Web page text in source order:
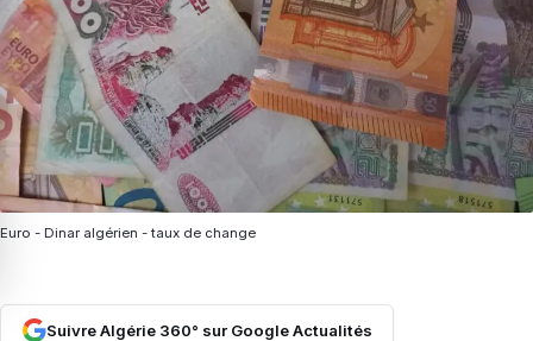
Euro - Dinar algérien - taux de change
Suivre Algérie 360° sur Google Actualités